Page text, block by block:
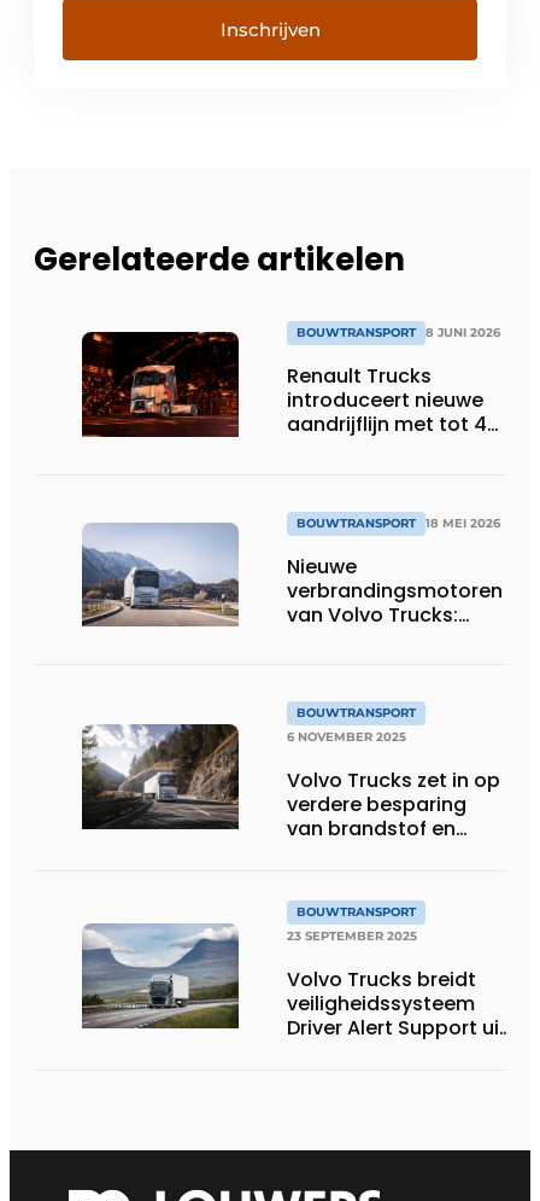
Inschrijven
Gerelateerde artikelen
BOUWTRANSPORT 8 JUNI 2026
Renault Trucks
introduceert nieuwe
aandrijflijn met tot 4%
BOUWTRANSPORT 18 MEI 2026
Nieuwe
verbrandingsmotoren
van Volvo Trucks:
brandstoffen
BOUWTRANSPORT
6 NOVEMBER 2025
Volvo Trucks zet in op
verdere besparing
van brandstof en
motortechnologie
BOUWTRANSPORT
23 SEPTEMBER 2025
Volvo Trucks breidt
veiligheidssysteem
Driver Alert Support uit